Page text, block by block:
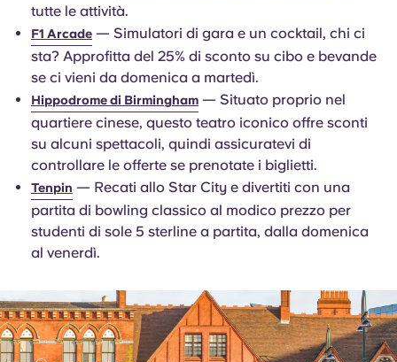
tutte le attività.
F1 Arcade — Simulatori di gara e un cocktail, chi ci
sta? Approfitta del 25% di sconto su cibo e bevande
se ci vieni da domenica a martedì.
Hippodrome di Birmingham — Situato proprio nel
quartiere cinese, questo teatro iconico offre sconti
su alcuni spettacoli, quindi assicuratevi di
controllare le offerte se prenotate i biglietti.
Tenpin — Recati allo Star City e divertiti con una
partita di bowling classico al modico prezzo per
studenti di sole 5 sterline a partita, dalla domenica
al venerdì.